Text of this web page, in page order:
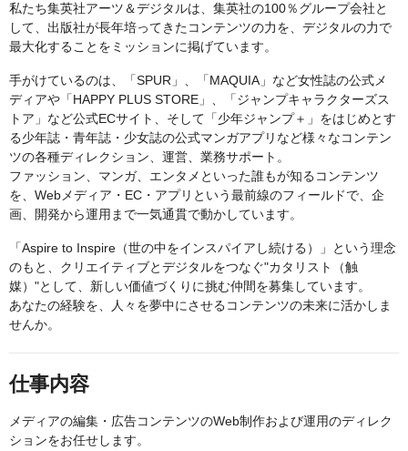
私たち集英社アーツ＆デジタルは、集英社の100％グループ会社と
して、出版社が長年培ってきたコンテンツの力を、デジタルの力で
最大化することをミッションに掲げています。
手がけているのは、「SPUR」、「MAQUIA」など女性誌の公式メ
ディアや「HAPPY PLUS STORE」、「ジャンプキャラクターズス
トア」など公式ECサイト、そして「少年ジャンプ＋」をはじめとす
る少年誌・青年誌・少女誌の公式マンガアプリなど様々なコンテン
ツの各種ディレクション、運営、業務サポート。
ファッション、マンガ、エンタメといった誰もが知るコンテンツ
を、Webメディア・EC・アプリという最前線のフィールドで、企
画、開発から運用まで一気通貫で動かしています。
「Aspire to Inspire（世の中をインスパイアし続ける）」という理念
のもと、クリエイティブとデジタルをつなぐ"カタリスト（触
媒）"として、新しい価値づくりに挑む仲間を募集しています。
あなたの経験を、人々を夢中にさせるコンテンツの未来に活かしま
せんか。
仕事内容
メディアの編集・広告コンテンツのWeb制作および運用のディレク
ションをお任せします。